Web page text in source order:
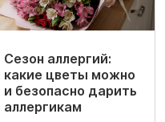
Сезон аллергий:
какие цветы можно
и безопасно дарить
аллергикам